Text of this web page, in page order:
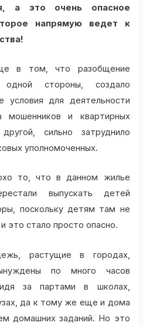
а это очень опасное
напрямую ведет к
в том, что разобщение
стороны, создало
условия для деятельности
мошенников и квартирных
сильно затруднило
уполномоченных.
то, что в данном жилье
выпускать детей
поскольку детям там не
это стало просто опасно.
растущие в городах,
по много часов
за партами в школах,
да к тому же еще и дома
домашних заданий. Но это